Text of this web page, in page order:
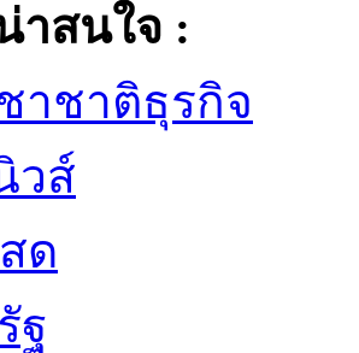
าสนใจ :
าชาติธุรกิจ
วส์
ด
ฐ